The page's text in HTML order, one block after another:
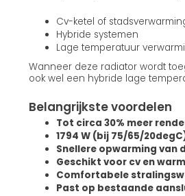
Cv-ketel of
Hybride systemen
Lage temperatuur
Wanneer deze radiator wordt
ook wel een hybride lage
Belangrijkste voordelen
Tot circa 30% meer
1794 W (bij 75/65/
Snellere opwarming van
Geschikt voor cv en
Comfortabele
Past op bestaande